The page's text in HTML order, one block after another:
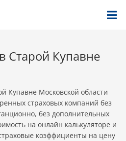
Старой Купавне
Купавне Московской области
страховых компаний без
без дополнительных
на онлайн калькуляторе и
коэффициенты на цену